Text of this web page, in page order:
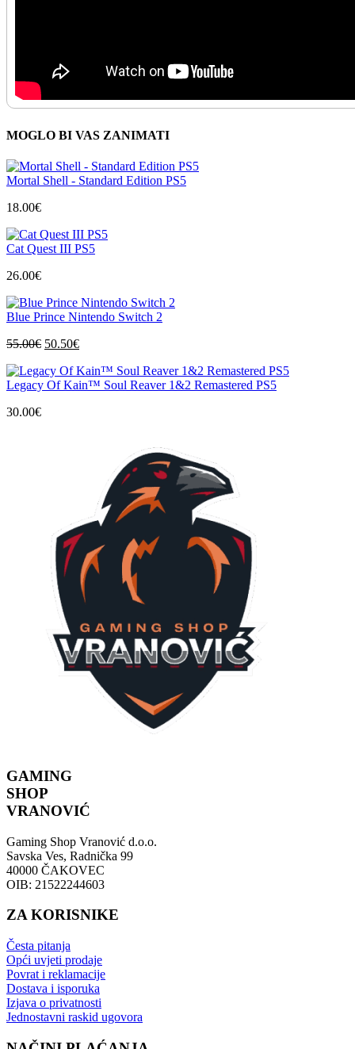
MOGLO BI VAS ZANIMATI
Mortal Shell - Standard Edition PS5
18.00€
Cat Quest III PS5
26.00€
Blue Prince Nintendo Switch 2
55.00€ Izvorna
bila
je:
50.50€Trenutna
je:
50.50€.
Legacy Of Kain™ Soul Reaver 1&2 Remastered PS5
30.00€
GAMING
SHOP
VRANOVIĆ
Gaming Shop Vranović d.o.o.
Savska Ves, Radnička 99
40000 ČAKOVEC
OIB: 21522244603
ZA KORISNIKE
Česta pitanja
Opći uvjeti prodaje
Povrat i reklamacije
Dostava i isporuka
Izjava o privatnosti
Jednostavni raskid ugovora